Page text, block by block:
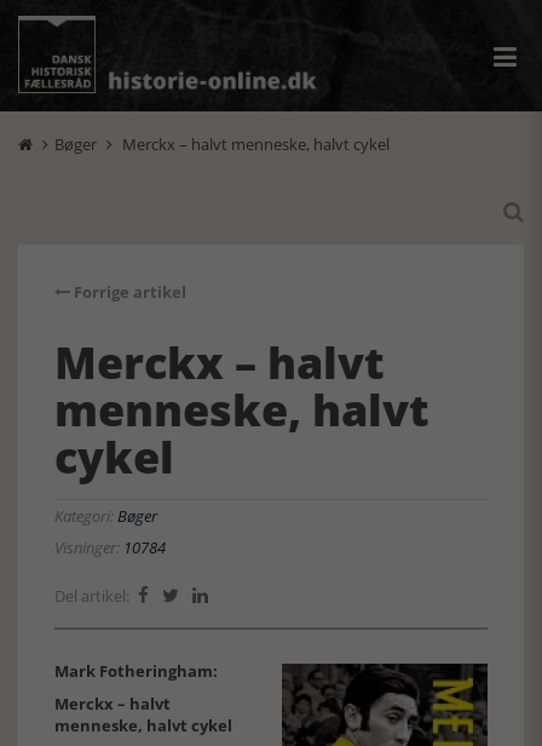
 Bøger  Merckx – halvt menneske, halvt cykel

Forrige artikel
Merckx – halvt
menneske, halvt
cykel
Kategori:Bøger
Visninger: 10784
Del artikel:   
Mark Fotheringham:
Merckx – halvt
menneske, halvt cykel